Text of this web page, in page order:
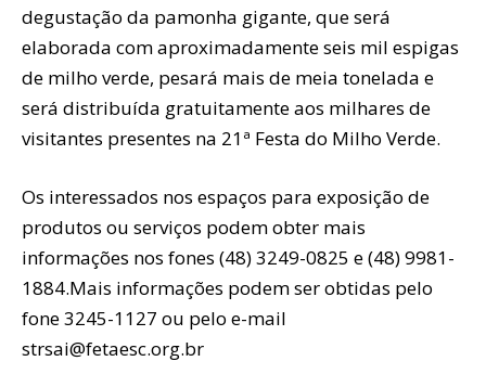
degustação da pamonha gigante, que será
elaborada com aproximadamente seis mil espigas
de milho verde, pesará mais de meia tonelada e
será distribuída gratuitamente aos milhares de
visitantes presentes na 21ª Festa do Milho Verde.
Os interessados nos espaços para exposição de
produtos ou serviços podem obter mais
informações nos fones (48) 3249-0825 e (48) 9981-
1884.Mais informações podem ser obtidas pelo
fone 3245-1127 ou pelo e-mail
strsai@fetaesc.org.br